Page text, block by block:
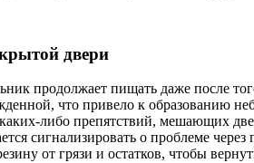
двери
продолжает пищать даже после
что привело к образованию
либо препятствий, мешающих
сигнализировать о проблеме
от грязи и остатков, чтобы